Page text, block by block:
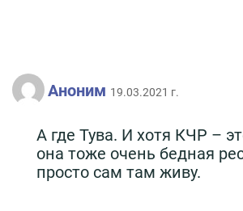
Аноним 19.03.2021 г.
А где Тува. И хотя КЧР –
она тоже очень бедная
просто сам там живу.